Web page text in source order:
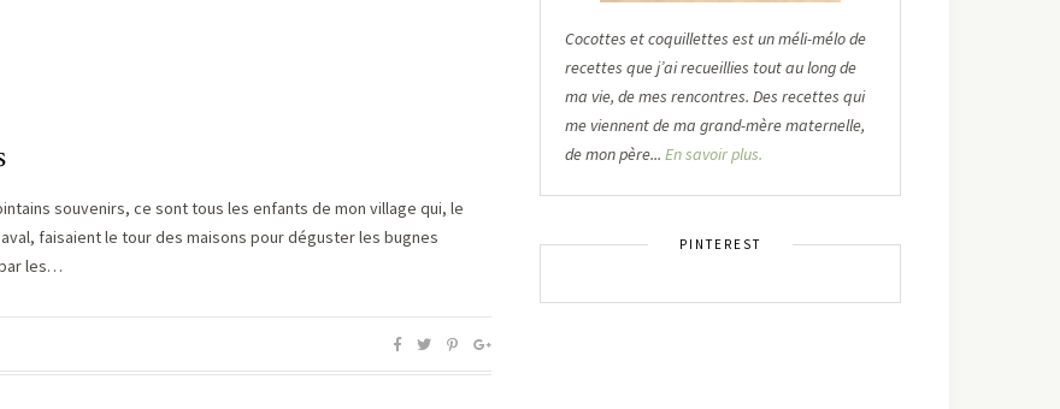
souvenirs, ce sont tous les enfants de mon village qui, le
faisaient le tour des maisons pour déguster les bugnes
les…
Cocottes et coquillettes est un méli-mélo de
recettes que j’ai recueillies tout au long de
ma vie, de mes rencontres. Des recettes qui
me viennent de ma grand-mère maternelle,
de mon père... En savoir plus.
PINTEREST